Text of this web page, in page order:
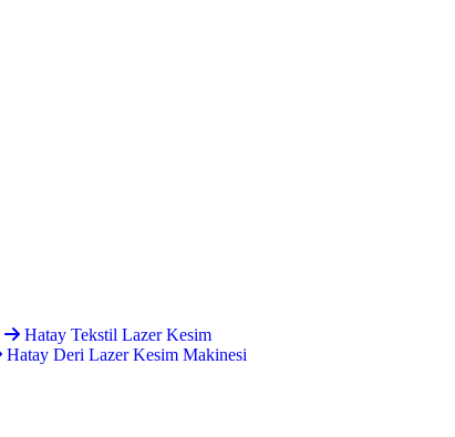
Hatay Tekstil Lazer Kesim
Hatay Deri Lazer Kesim Makinesi